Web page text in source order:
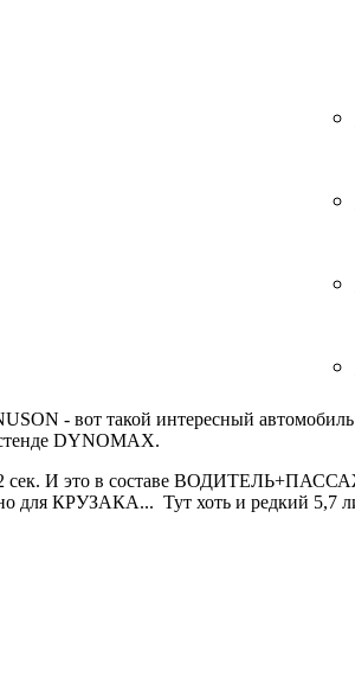
- вот такой интересный
DYNOMAX.
сек. И это в составе
для КРУЗАКА... Тут хоть и редкий 5,7